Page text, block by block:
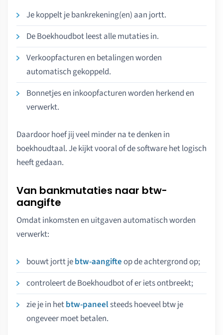
Je koppelt je bankrekening(en) aan jortt.
De Boekhoudbot leest alle mutaties in.
Verkoopfacturen en betalingen worden
automatisch gekoppeld.
Bonnetjes en inkoopfacturen worden herkend en
verwerkt.
Daardoor hoef jij veel minder na te denken in
boekhoudtaal. Je kijkt vooral of de software het logisch
heeft gedaan.
Van bankmutaties naar btw-
aangifte
Omdat inkomsten en uitgaven automatisch worden
verwerkt:
bouwt jortt jebtw-aangifteop de achtergrond op;
controleert de Boekhoudbot of er iets ontbreekt;
zie je in hetbtw-paneelsteeds hoeveel btw je
ongeveer moet betalen.